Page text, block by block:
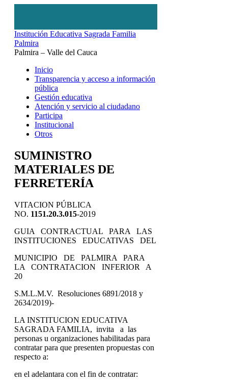
Institución Educativa Sagrada Familia
Palmira
Palmira – Valle del Cauca
Inicio
Transparencia y acceso a información
pública
Gestión educativa
Atención y servicio al ciudadano
Participa
Institucional
Otros
SUMINISTRO
MATERIALES DE
FERRETERÍA
VITACION PÚBLICA
NO. 1151.20.3.015-2019
GUIA CONTRACTUAL PARA LAS
INSTITUCIONES EDUCATIVAS DEL
MUNICIPIO DE PALMIRA PARA
LA CONTRATACION INFERIOR A
20
S.M.L.M.V. Resoluciones 6891/2018 y
2634/2019)-
LA INSTITUCION EDUCATIVA
SAGRADA FAMILIA, invita a las
personas u organizaciones habilitadas para
contratar para que presenten propuestas con
respecto a:
en el adelantara con el fin de contratar: